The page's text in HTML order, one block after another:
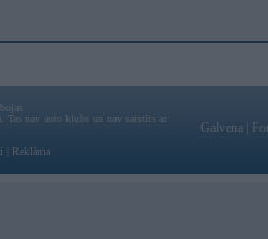
Tas nav auto klubs un nav saistīts ar
Reklāma
Galvena